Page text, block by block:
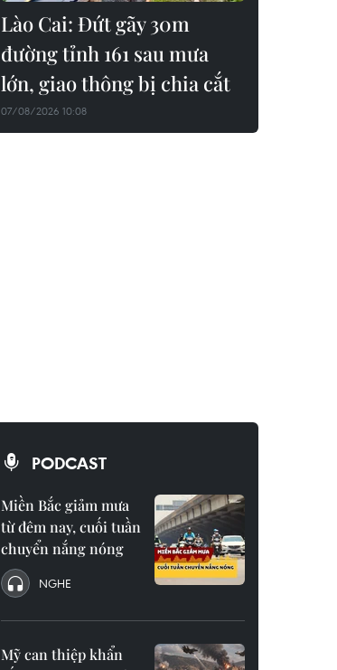
Lào Cai: Đứt gãy 30m
đường tỉnh 161 sau mưa
lớn, giao thông bị chia cắt
07/08/2026 10:08
PODCAST
Miền Bắc giảm mưa
từ đêm nay, cuối tuần
chuyển nắng nóng
NGHE
Mỹ can thiệp khẩn